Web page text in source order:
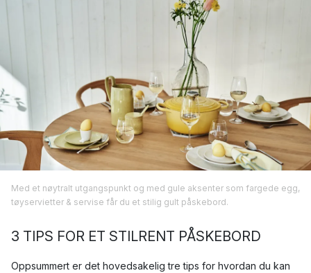
Med et nøytralt utgangspunkt og med gule aksenter som fargede egg,
tøyservietter & servise får du et stilig gult påskebord.
3 TIPS FOR ET STILRENT PÅSKEBORD
Oppsummert er det hovedsakelig tre tips for hvordan du kan